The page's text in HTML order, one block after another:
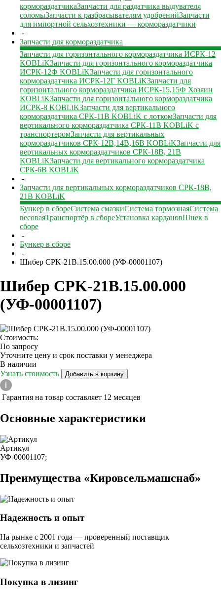
кормораздатчикаЗапчасти для раздатчика выдувателя
соломыЗапчасти к разбрасывателям удобренийЗапчасти
для импортной сельхозтехники — кормораздатчики
-
Запчасти для кормораздатчика
Запчасти для горизонтального кормораздатчика ИСРК-12
KOBLiKЗапчасти для горизонтального кормораздатчика
ИСРК-12Ф KOBLiKЗапчасти для горизонтального
кормораздатчика ИСРК-12Г KOBLiKЗапчасти для
горизонтального кормораздатчика ИСРК-15,15Ф Хозяин
KOBLiKЗапчасти для горизонтального кормораздатчика
ИСРК-8 KOBLiKЗапчасти для вертикального
кормораздатчика СРК-11В KOBLiK с лоткомЗапчасти для
вертикального кормораздатчика СРК-11В KOBLiK с
транспортеромЗапчасти для вертикальных
кормораздатчиков СРК-12В,14В,16В KOBLiKЗапчасти для
вертикальных кормораздатчиков СРК-18В, 21В
KOBLiKЗапчасти для вертикального кормораздатчика
СРК-6В KOBLiK
-
Запчасти для вертикальных кормораздатчиков СРК-18В,
21В KOBLiK
Бункер в сбореСистема смазкиСистема тормознаяСистема
весоваяТранспортёр в сбореУстановка кардановШнек в
сборе
-
Бункер в сборе
-
Шибер CPK-21B.15.00.000 (УФ-00001107)
Шибер CPK-21B.15.00.000
(УФ-00001107)
Стоимость:
По запросу
Уточните цену и срок поставки у менеджера
В наличии
Узнать стоимость
Добавить в корзину
Гарантия на товар составляет 12 месяцев
Основные характеристики
Артикул
УФ-00001107;
Преимущества «Кировсельмашснаб»
Надежность и опыт
На рынке с 2001 года — проверенный поставщик
сельхозтехники и запчастей
Покупка в лизинг